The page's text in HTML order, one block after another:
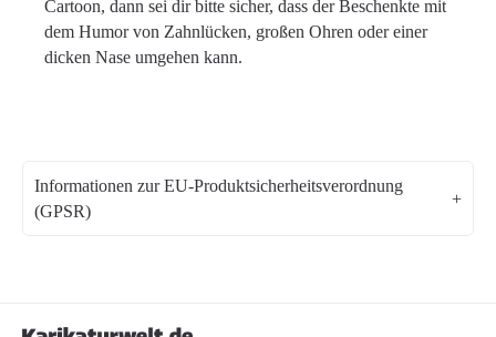
Cartoon, dann sei dir bitte sicher, dass der Beschenkte mit
dem Humor von Zahnlücken, großen Ohren oder einer
dicken Nase umgehen kann.
Informationen zur EU-Produktsicherheitsverordnung
(GPSR)